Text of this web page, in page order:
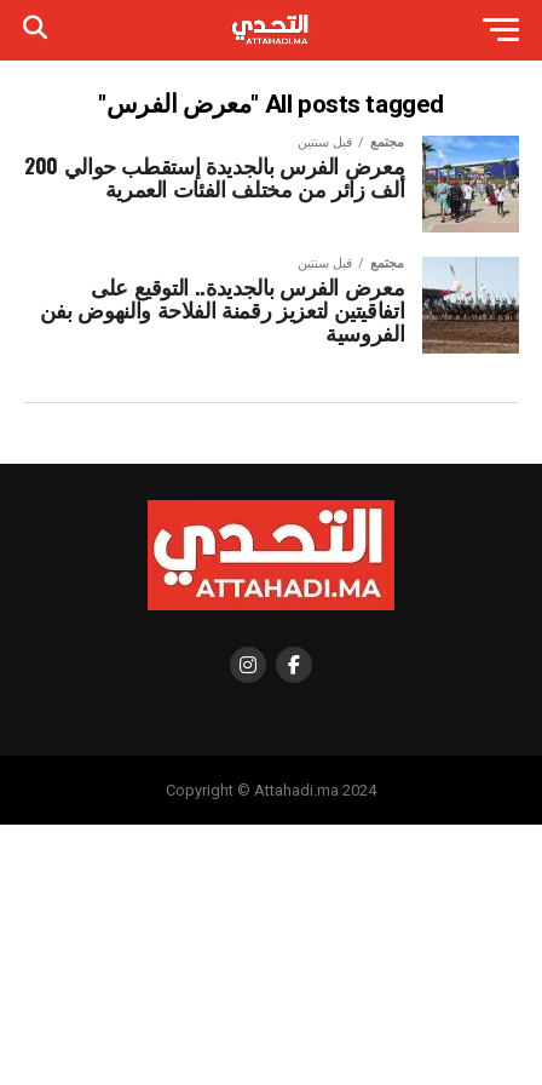
All posts tagged "معرض الفرس"
مجتمع قبل سنتين
معرض الفرس بالجديدة إستقطب حوالي 200
ألف زائر من مختلف الفئات العمرية
مجتمع قبل سنتين
معرض الفرس بالجديدة.. التوقيع على
اتفاقيتين لتعزيز رقمنة الفلاحة والنهوض بفن
الفروسية
Copyright © Attahadi.ma 2024